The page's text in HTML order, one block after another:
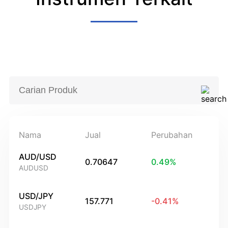
Nama Jual Perubahan
AUD/USD
AUDUSD
0.70647 0.49%
USD/JPY
USDJPY
157.771 -0.41%